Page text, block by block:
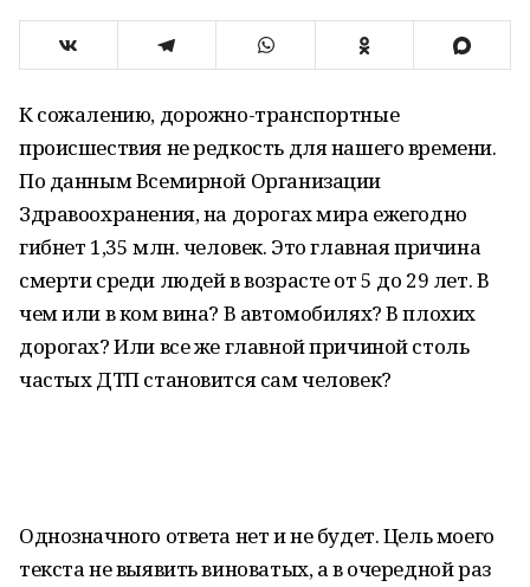
К сожалению, дорожно-транспортные
происшествия не редкость для нашего времени.
По данным Всемирной Организации
Здравоохранения, на дорогах мира ежегодно
гибнет 1,35 млн. человек. Это главная причина
смерти среди людей в возрасте от 5 до 29 лет. В
чем или в ком вина? В автомобилях? В плохих
дорогах? Или все же главной причиной столь
частых ДТП становится сам человек?
Однозначного ответа нет и не будет. Цель моего
текста не выявить виноватых, а в очередной раз